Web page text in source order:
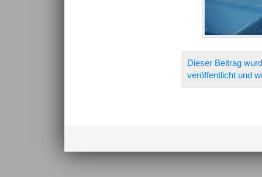
Dieser Beitrag
veröffentlicht und